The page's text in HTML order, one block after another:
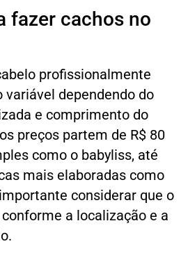
fazer cachos no
profissionalmente
variável dependendo do
e comprimento do
preços partem de R$ 80
como o babyliss, até
mais elaboradas como
considerar que o
a localização e a